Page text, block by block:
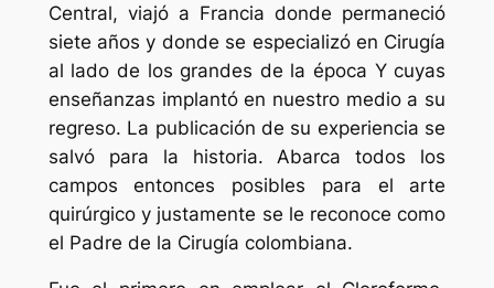
Central, viajó a Francia donde permaneció
siete años y donde se especializó en Cirugía
al lado de los grandes de la época Y cuyas
enseñanzas implantó en nuestro medio a su
regreso. La publicación de su experiencia se
salvó para la historia. Abarca todos los
campos entonces posibles para el arte
quirúrgico y justamente se le reconoce como
el Padre de la Cirugía colombiana.